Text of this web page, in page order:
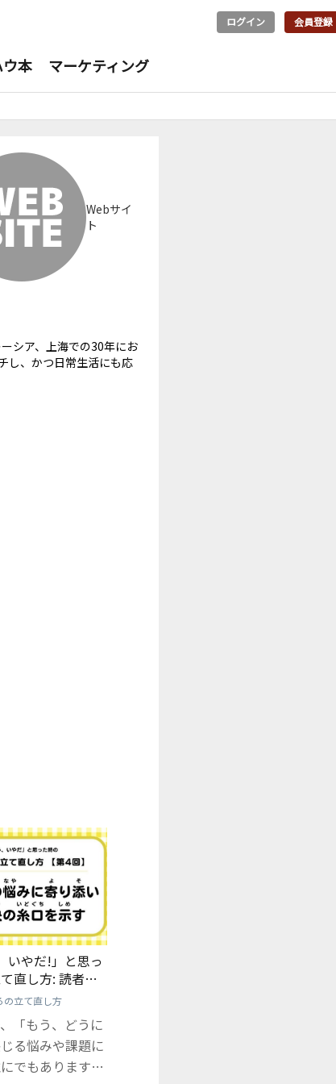
ログイン 会員登録
本 マーケティング
Webサイ
ト
シア、上海での30年にお
し、かつ日常生活にも応
いやだ!」と思っ
直し方: 読者の
決の糸口を示す
の立て直し方
「もう、どうに
る悩みや課題に
でもあります。